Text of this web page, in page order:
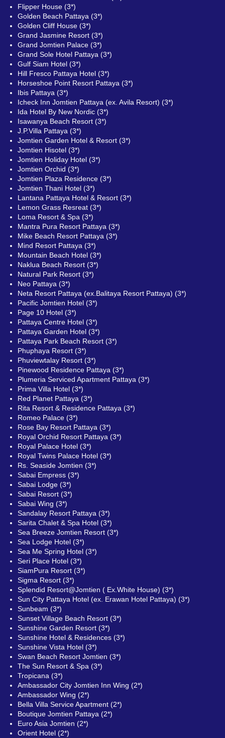
Flipper House (3*)
Golden Beach Pattaya (3*)
Golden Cliff House (3*)
Grand Jasmine Resort (3*)
Grand Jomtien Palace (3*)
Grand Sole Hotel Pattaya (3*)
Gulf Siam Hotel (3*)
Hill Fresco Pattaya Hotel (3*)
Horseshoe Point Resort Pattaya (3*)
Ibis Pattaya (3*)
Icheck Inn Jomtien Pattaya (ex. Avila Resort) (3*)
Ida Hotel By New Nordic (3*)
Isawanya Beach Resort (3*)
J.P.Villa Pattaya (3*)
Jomtien Garden Hotel & Resort (3*)
Jomtien Hisotel (3*)
Jomtien Holiday Hotel (3*)
Jomtien Orchid (3*)
Jomtien Plaza Residence (3*)
Jomtien Thani Hotel (3*)
Lantana Pattaya Hotel & Resort (3*)
Lemon Grass Resreat (3*)
Loma Resort & Spa (3*)
Mantra Pura Resort Pattaya (3*)
Mike Beach Resort Pattaya (3*)
Mind Resort Pattaya (3*)
Mountain Beach Hotel (3*)
Naklua Beach Resort (3*)
Natural Park Resort (3*)
Neo Pattaya (3*)
Neta Resort Pattaya (ex.Balitaya Resort Pattaya) (3*)
Pacific Jomtien Hotel (3*)
Page 10 Hotel (3*)
Pattaya Centre Hotel (3*)
Pattaya Garden Hotel (3*)
Pattaya Park Beach Resort (3*)
Phuphaya Resort (3*)
Phuviewtalay Resort (3*)
Pinewood Residence Pattaya (3*)
Plumeria Serviced Apartment Pattaya (3*)
Prima Villa Hotel (3*)
Red Planet Pattaya (3*)
Rita Resort & Residence Pattaya (3*)
Romeo Palace (3*)
Rose Bay Resort Pattaya (3*)
Royal Orchid Resort Pattaya (3*)
Royal Palace Hotel (3*)
Royal Twins Palace Hotel (3*)
Rs. Seaside Jomtien (3*)
Sabai Empress (3*)
Sabai Lodge (3*)
Sabai Resort (3*)
Sabai Wing (3*)
Sandalay Resort Pattaya (3*)
Sarita Chalet & Spa Hotel (3*)
Sea Breeze Jomtien Resort (3*)
Sea Lodge Hotel (3*)
Sea Me Spring Hotel (3*)
Seri Place Hotel (3*)
SiamPura Resort (3*)
Sigma Resort (3*)
Splendid Resort@Jomtien ( Ex.White House) (3*)
Sun City Pattaya Hotel (ex. Erawan Hotel Pattaya) (3*)
Sunbeam (3*)
Sunset Village Beach Resort (3*)
Sunshine Garden Resort (3*)
Sunshine Hotel & Residences (3*)
Sunshine Vista Hotel (3*)
Swan Beach Resort Jomtien (3*)
The Sun Resort & Spa (3*)
Tropicana (3*)
Ambassador City Jomtien Inn Wing (2*)
Ambassador Wing (2*)
Bella Villa Service Apartment (2*)
Boutique Jomtien Pattaya (2*)
Euro Asia Jomtien (2*)
Orient Hotel (2*)